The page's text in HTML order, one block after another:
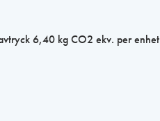
6,40 kg CO2 ekv. per enhet